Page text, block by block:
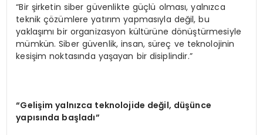
“Bir şirketin siber güvenlikte güçlü olması, yalnızca
teknik çözümlere yatırım yapmasıyla değil, bu
yaklaşımı bir organizasyon kültürüne dönüştürmesiyle
mümkün. Siber güvenlik, insan, süreç ve teknolojinin
kesişim noktasında yaşayan bir disiplindir.”
“Gelişim yalnızca teknolojide değil, düşünce
yapısında başladı”